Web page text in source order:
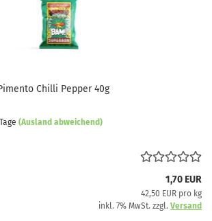
Chilli Pepper 40g
(Ausland abweichend)
1,70 EUR
42,50 EUR pro kg
inkl. 7% MwSt. zzgl. Versand